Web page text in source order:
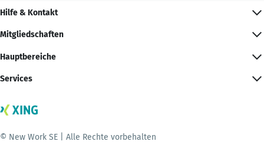
Hilfe & Kontakt
Mitgliedschaften
Hauptbereiche
Services
© New Work SE | Alle Rechte vorbehalten